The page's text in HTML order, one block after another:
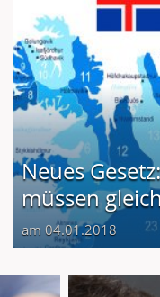
Neues
müssen
am 04.01.2018